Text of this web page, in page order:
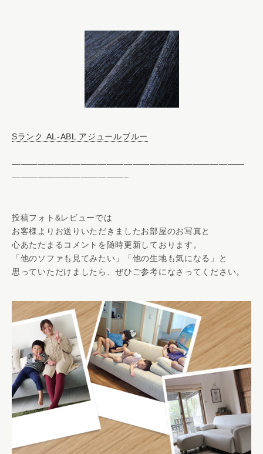
Sランク AL-ABL アジュールブルー
———————————————————————————
—————————————–
投稿フォト&レビューでは
お客様よりお送りいただきましたお部屋のお写真と
心あたたまるコメントを随時更新しております。
「他のソファも見てみたい」「他の生地も気になる」と
思っていただけましたら、ぜひご参考になさってください。